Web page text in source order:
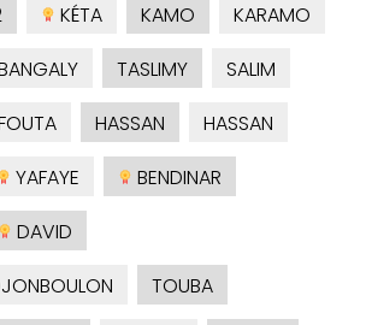
KÉTA KAMO
KARAMO
TASLIMY
SALIM
HASSAN
HASSAN
YAFAYE
BENDINAR
DAVID
TOUBA